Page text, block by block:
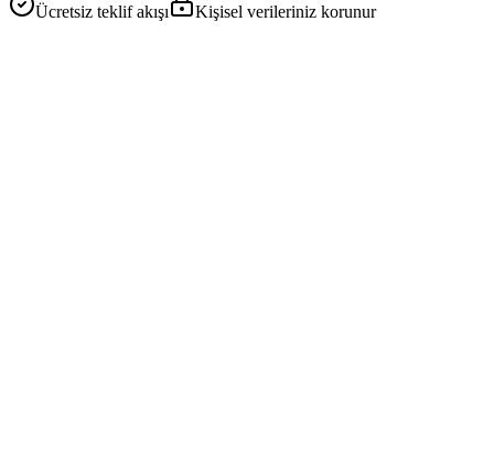
Ücretsiz teklif akışı Kişisel verileriniz korunur